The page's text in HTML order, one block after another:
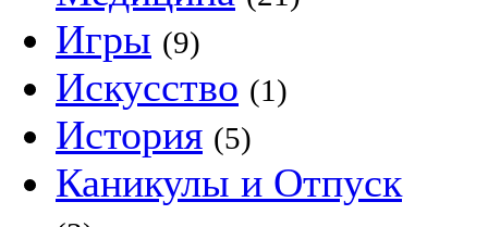
Игры (9)
Искусство (1)
История (5)
Каникулы и Отпуск